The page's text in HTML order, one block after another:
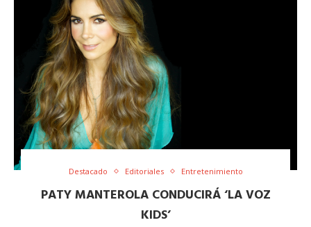
Destacado Editoriales Entretenimiento
PATY MANTEROLA CONDUCIRÁ ‘LA VOZ
KIDS’